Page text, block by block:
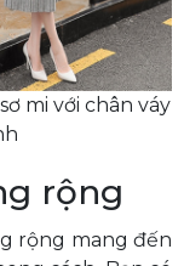
mi với chân váy
rộng
rộng mang đến